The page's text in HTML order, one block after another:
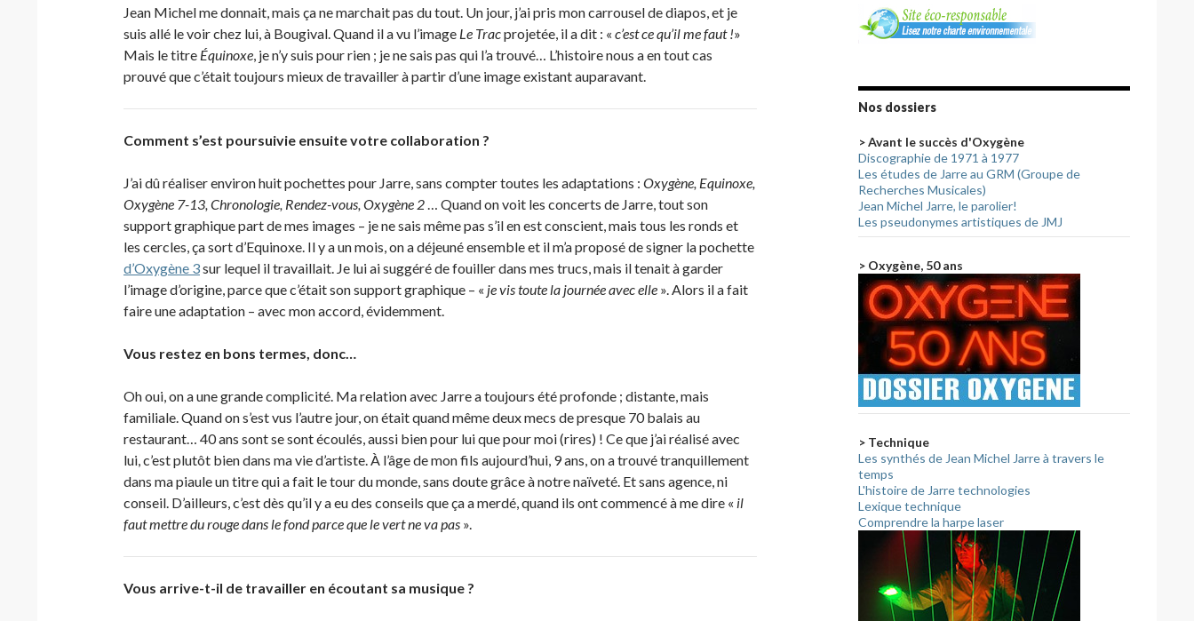
Jean Michel me donnait, mais ça ne marchait pas du tout. Un jour, j’ai pris mon carrousel de diapos, et je
suis allé le voir chez lui, à Bougival. Quand il a vu l’image Le Tracprojetée, il a dit : « c’est ce qu’il me faut !»
Mais le titre Équinoxe, je n’y suis pour rien ; je ne sais pas qui l’a trouvé… L’histoire nous a en tout cas
prouvé que c’était toujours mieux de travailler à partir d’une image existant auparavant.
Comment s’est poursuivie ensuite votre collaboration ?
J’ai dû réaliser environ huit pochettes pour Jarre, sans compter toutes les adaptations : Oxygène, Equinoxe,
Oxygène 7-13, Chronologie, Rendez-vous, Oxygène 2… Quand on voit les concerts de Jarre, tout son
support graphique part de mes images – je ne sais même pas s’il en est conscient, mais tous les ronds et
les cercles, ça sort d’Equinoxe. Il y a un mois, on a déjeuné ensemble et il m’a proposé de signer la pochette
d’Oxygène 3sur lequel il travaillait. Je lui ai suggéré de fouiller dans mes trucs, mais il tenait à garder
l’image d’origine, parce que c’était son support graphique – « je vis toute la journée avec elle ». Alors il a fait
faire une adaptation – avec mon accord, évidemment.
Vous restez en bons termes, donc…
Oh oui, on a une grande complicité. Ma relation avec Jarre a toujours été profonde ; distante, mais
familiale. Quand on s’est vus l’autre jour, on était quand même deux mecs de presque 70 balais au
restaurant… 40 ans sont se sont écoulés, aussi bien pour lui que pour moi (rires) ! Ce que j’ai réalisé avec
lui, c’est plutôt bien dans ma vie d’artiste. À l’âge de mon fils aujourd’hui, 9 ans, on a trouvé tranquillement
dans ma piaule un titre qui a fait le tour du monde, sans doute grâce à notre naïveté. Et sans agence, ni
conseil. D’ailleurs, c’est dès qu’il y a eu des conseils que ça a merdé, quand ils ont commencé à me dire « il
faut mettre du rouge dans le fond parce que le vert ne va pas ».
Vous arrive-t-il de travailler en écoutant sa musique ?
Nos dossiers
> Avant le succès d'Oxygène
Discographie de 1971 à 1977
Les études de Jarre au GRM (Groupe de
Recherches Musicales)
Jean Michel Jarre, le parolier!
Les pseudonymes artistiques de JMJ
> Oxygène, 50 ans
> Technique
Les synthés de Jean Michel Jarre à travers le
temps
L'histoire de Jarre technologies
Lexique technique
Comprendre la harpe laser